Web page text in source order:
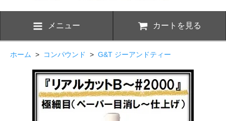
メニュー カートを見る
ホーム > コンパウンド > G&T ジーアンドティー